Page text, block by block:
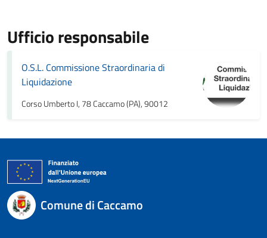
Ufficio responsabile
O.S.L. Commissione Straordinaria di
Liquidazione
Corso Umberto I, 78 Caccamo (PA), 90012
Comune di Caccamo